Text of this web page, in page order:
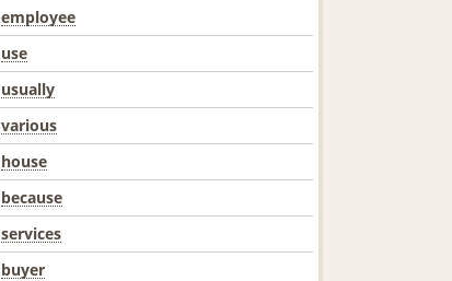
employee
use
usually
various
house
because
services
buyer